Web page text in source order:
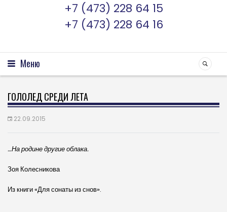
+7 (473) 228 64 15
+7 (473) 228 64 16
Меню
ГОЛОЛЕД СРЕДИ ЛЕТА
22.09.2015
…На родине другие облака.
Зоя Колесникова
Из книги «Для сонаты из снов».